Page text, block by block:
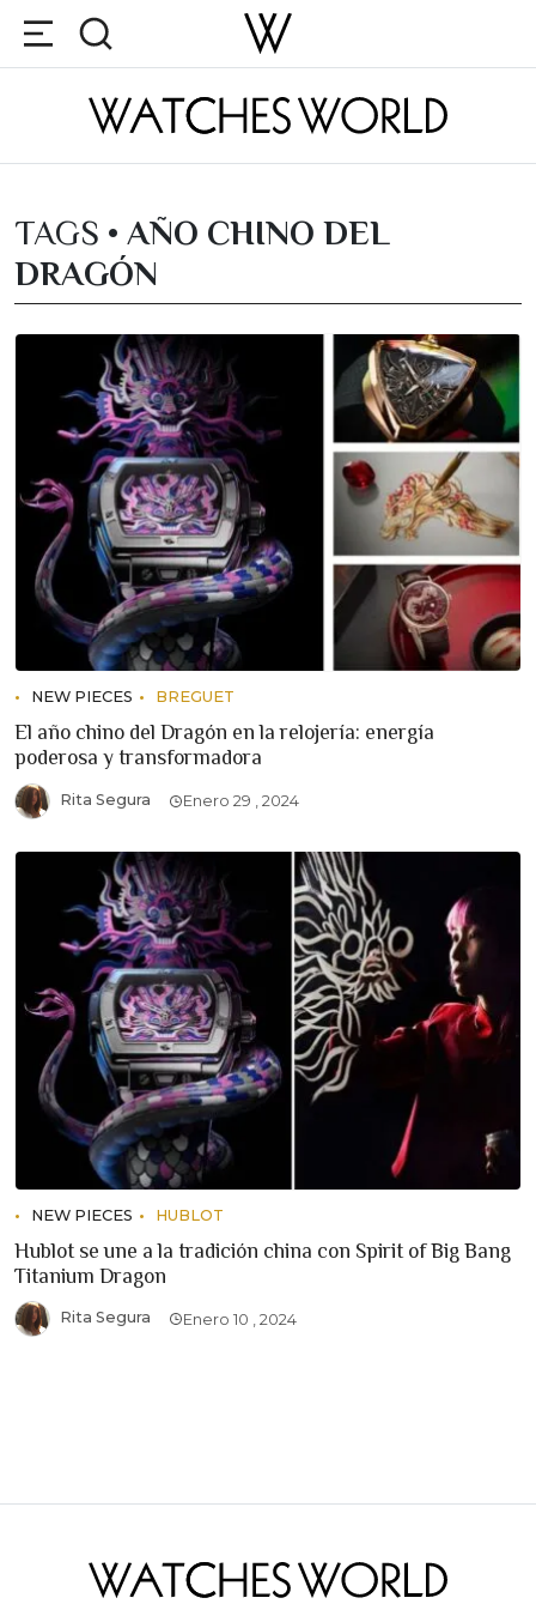
TAGS • AÑO CHINO DEL
DRAGÓN
NEW PIECES BREGUET
El año chino del Dragón en la relojería: energía
poderosa y transformadora
Rita Segura Enero 29 , 2024
NEW PIECES HUBLOT
Hublot se une a la tradición china con Spirit of Big Bang
Titanium Dragon
Rita Segura Enero 10 , 2024